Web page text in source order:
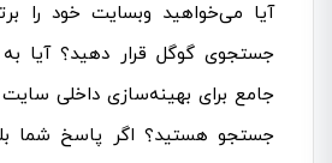
آیا می‌خواهید وبسایت خود را
جستجوی گوگل قرار دهید؟ آیا
جامع برای بهینه‌سازی داخلی سایت
جستجو هستید؟ اگر پاسخ شما